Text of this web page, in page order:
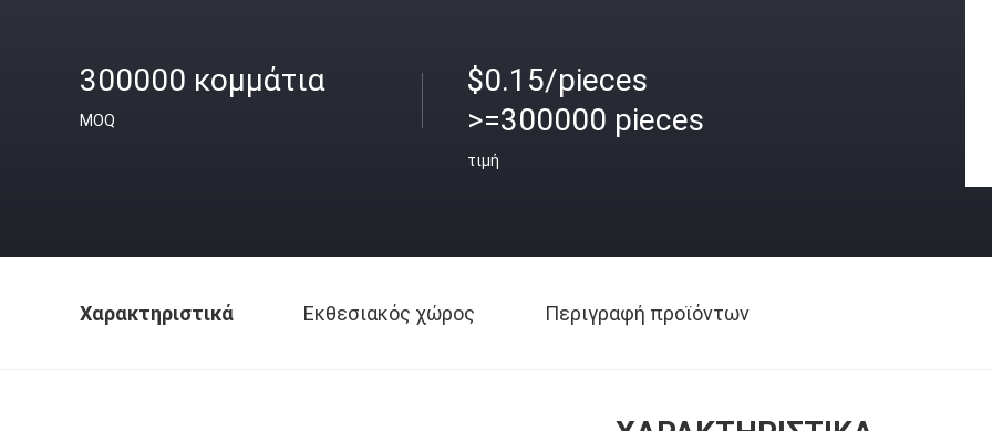
300000 κομμάτια
MOQ
$0.15/pieces
>=300000 pieces
τιμή
Χαρακτηριστικά Εκθεσιακός χώρος Περιγραφή προϊόντων